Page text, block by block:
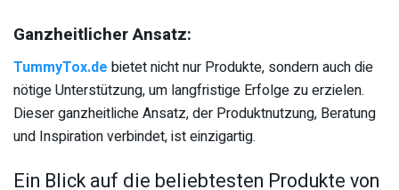
Ganzheitlicher Ansatz:
TummyTox.de bietet nicht nur Produkte, sondern auch die
nötige Unterstützung, um langfristige Erfolge zu erzielen.
Dieser ganzheitliche Ansatz, der Produktnutzung, Beratung
und Inspiration verbindet, ist einzigartig.
Ein Blick auf die beliebtesten Produkte von